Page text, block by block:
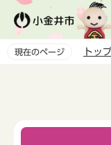
ペ
現在のページ トッ